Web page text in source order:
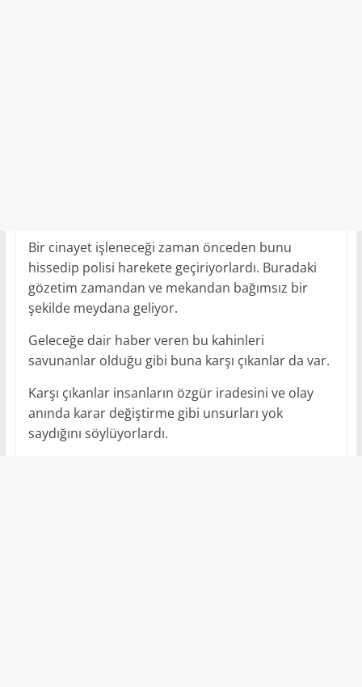
Bir cinayet işleneceği zaman önceden bunu
hissedip polisi harekete geçiriyorlardı. Buradaki
gözetim zamandan ve mekandan bağımsız bir
şekilde meydana geliyor.
Geleceğe dair haber veren bu kahinleri
savunanlar olduğu gibi buna karşı çıkanlar da var.
Karşı çıkanlar insanların özgür iradesini ve olay
anında karar değiştirme gibi unsurları yok
saydığını söylüyorlardı.